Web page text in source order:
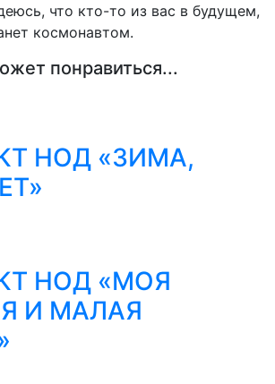
что кто-то из вас в будущем,
космонавтом.
понравиться...
НОД «ЗИМА,
НОД «МОЯ
И МАЛАЯ